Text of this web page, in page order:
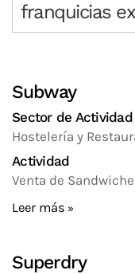
franquicias
Subway
Sector de Actividad
Hostelería y
Actividad
Venta de
Leer más
Superdry